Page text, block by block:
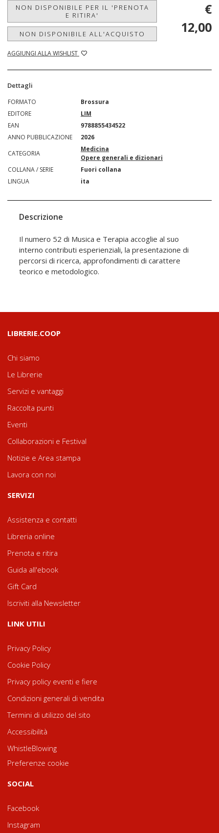
NON DISPONIBILE PER IL 'PRENOTA
E RITIRA'
NON DISPONIBILE ALL'ACQUISTO
AGGIUNGI ALLA WISHLIST
€
12,00
Dettagli
FORMATO
Brossura
EDITORE
LIM
EAN
9788855434522
ANNO PUBBLICAZIONE
2026
CATEGORIA
Medicina
Opere generali e dizionari
COLLANA / SERIE
Fuori collana
LINGUA
ita
Descrizione
Il numero 52 di Musica e Terapia accoglie al suo
interno contributi esperienziali, la presentazione di
percorsi di ricerca, approfondimenti di carattere
teorico e metodologico.
LIBRERIE.COOP
Chi siamo
Le Librerie
Servizi e vantaggi
Raccolta punti
Eventi
Collaborazioni e Festival
Notizie e Area stampa
Lavora con noi
SERVIZI
Assistenza e contatti
Libreria online
Prenota e ritira
Guida all'ebook
Gift Card
Iscriviti alla Newsletter
LINK UTILI
Privacy Policy
Cookie Policy
Privacy policy eventi e fiere
Condizioni generali di vendita
Termini di utilizzo del sito
Accessibilità
WhistleBlowing
Preferenze cookie
SOCIAL
Facebook
Instagram